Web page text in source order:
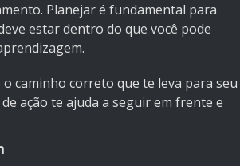
Planejar é fundamental para
estar dentro do que você pode
caminho correto que te leva para seu
ação te ajuda a seguir em frente e